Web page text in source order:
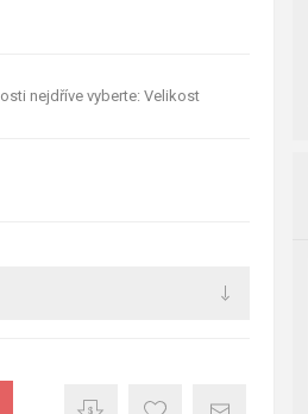
nejdříve vyberte: Velikost